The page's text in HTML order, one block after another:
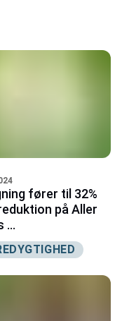
fører til 32%
på Aller
...